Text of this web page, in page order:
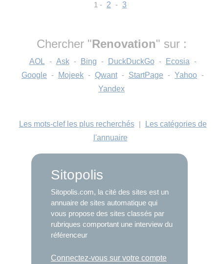
1 - 2 - 3
Chercher "Renovation" sur :
AOL - Ask - Bing - DuckDuckGo - Ecosia -
Google - Mojeek - Qwant - StartPage - Yahoo -
Yandex
Les mots-clef les plus recherchés |
Les catégories de
l'annuaire
Sitopolis
Sitopolis.com, la cité des sites est un
annuaire de sites automatique qui
vous propose des sites classés par
rubriques comportant une interview du
référenceur
Connectez-vous sur votre compte